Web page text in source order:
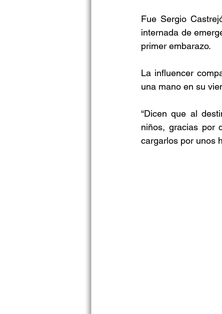
Fue Sergio
internada de
primer embarazo.
La influencer
una mano en su
“Dicen que al
niños, gracias por
cargarlos por unos